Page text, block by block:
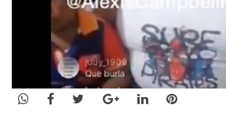
WhatsApp
Facebook
TwitterGoogle+LinkedInPinterest